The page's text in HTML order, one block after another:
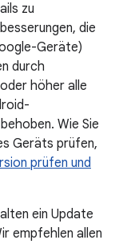
zu
die
Geräte)
durch
höher alle
Wie Sie
Geräts prüfen,
prüfen und
ein Update
empfehlen allen